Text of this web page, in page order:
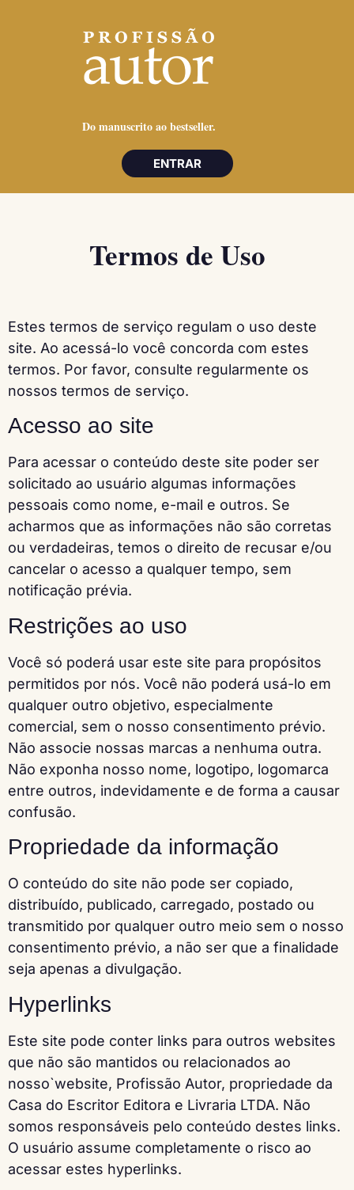
Do manuscrito ao bestseller.
ENTRAR
Termos de Uso
Estes termos de serviço regulam o uso deste
site. Ao acessá-lo você concorda com estes
termos. Por favor, consulte regularmente os
nossos termos de serviço.
Acesso ao site
Para acessar o conteúdo deste site poder ser
solicitado ao usuário algumas informações
pessoais como nome, e-mail e outros. Se
acharmos que as informações não são corretas
ou verdadeiras, temos o direito de recusar e/ou
cancelar o acesso a qualquer tempo, sem
notificação prévia.
Restrições ao uso
Você só poderá usar este site para propósitos
permitidos por nós. Você não poderá usá-lo em
qualquer outro objetivo, especialmente
comercial, sem o nosso consentimento prévio.
Não associe nossas marcas a nenhuma outra.
Não exponha nosso nome, logotipo, logomarca
entre outros, indevidamente e de forma a causar
confusão.
Propriedade da informação
O conteúdo do site não pode ser copiado,
distribuído, publicado, carregado, postado ou
transmitido por qualquer outro meio sem o nosso
consentimento prévio, a não ser que a finalidade
seja apenas a divulgação.
Hyperlinks
Este site pode conter links para outros websites
que não são mantidos ou relacionados ao
nosso`website, Profissão Autor, propriedade da
Casa do Escritor Editora e Livraria LTDA. Não
somos responsáveis pelo conteúdo destes links.
O usuário assume completamente o risco ao
acessar estes hyperlinks.